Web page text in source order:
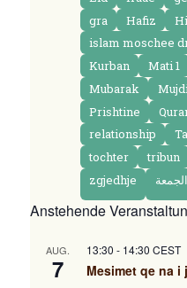
gra
Hafiz
islam moschee
Kurban
Mati 1
Mubarak
Prishtine
relationship
tochter
tribun
zgjedhje
الجمعة
Anstehende
AUG.
7
13:30 - 14:30 CEST
Mesimet qe na i